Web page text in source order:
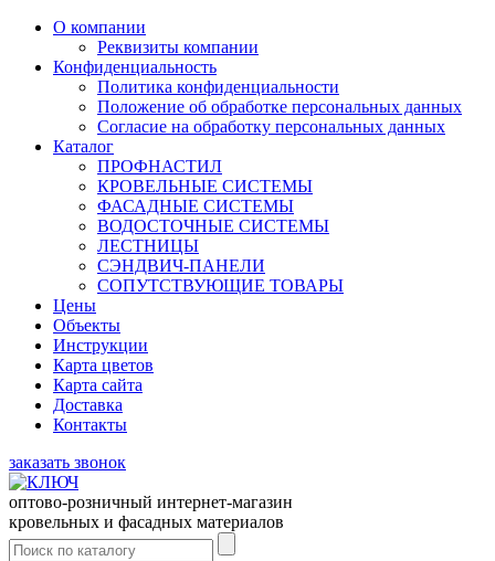
О компании
Реквизиты компании
Конфиденциальность
Политика конфиденциальности
Положение об обработке персональных данных
Согласие на обработку персональных данных
Каталог
ПРОФНАСТИЛ
КРОВЕЛЬНЫЕ СИСТЕМЫ
ФАСАДНЫЕ СИСТЕМЫ
ВОДОСТОЧНЫЕ СИСТЕМЫ
ЛЕСТНИЦЫ
СЭНДВИЧ-ПАНЕЛИ
СОПУТСТВУЮЩИЕ ТОВАРЫ
Цены
Объекты
Инструкции
Карта цветов
Карта сайта
Доставка
Контакты
заказать звонок
оптово-розничный интернет-магазин
кровельных и фасадных материалов